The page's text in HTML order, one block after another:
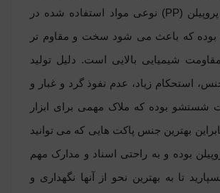
می شوند. پلی پروپیلن (PP) نوعی مواد استفاده شده در
بوده که باعث می شود سخت و مقاوم تر
شیمیایی بالایی است. دلیل تولید
استحکام زیاد، عدم نفوذ گرد و غبار و
شستشو بوده که ملاک مهمی برای ابزار
بهترین جنس پاکت هایی که می توانید
بوده و به راحتی اسناد و مدارک مهم
تا به بهترین نحو از آنها نگهداری و